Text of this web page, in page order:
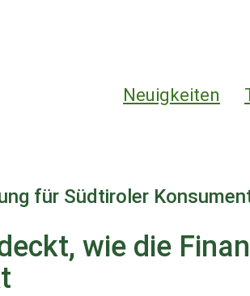
Neuigkeiten
für Südtiroler
wie die